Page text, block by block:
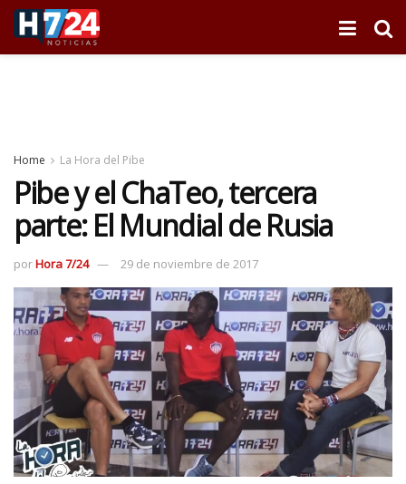
Home La Hora del Pibe
Pibe y el ChaTeo, tercera
parte: El Mundial de Rusia
porHora 7/24 29 de noviembre de 2017